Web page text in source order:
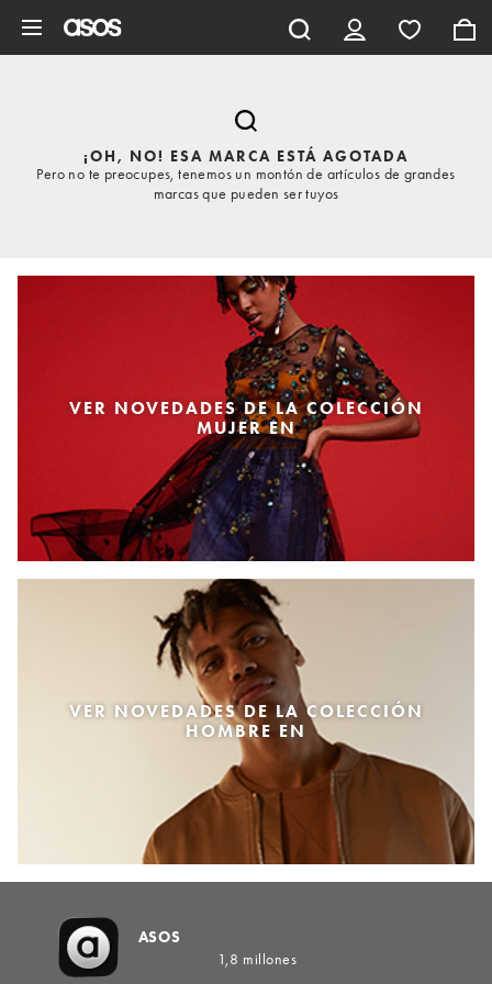
¡OH, NO! ESA MARCA ESTÁ AGOTADA
Pero no te preocupes, tenemos un montón de artículos de grandes
marcas que pueden ser tuyos
VER NOVEDADES DE LA COLECCIÓN
MUJER EN
VER NOVEDADES DE LA COLECCIÓN
HOMBRE EN
ASOS
1,8 millones